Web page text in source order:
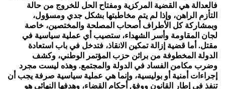
فالعدالة هي القضية المركزية ومفتاح الحل للخروج من حالة
التأزم الراهن، وإذا لم يتم مخاطبتها بشكل جدي ومسؤول،
وبمشاركة كل الأطراف أصحاب المصلحة والمختصين، خاصة
لجان المقاومة وأسر الشهداء، ستصيب أي عملية سياسية في
مقتل. أما قضية إزالة تمكين الانقاذ، فتدخل في باب استعادة
الدولة المخطوفة من براثن حزب المؤتمر الوطني، وكشف
وضرب مكامن الفساد في الدولة والمجتمع. وهذه ليست مجرد
إجراءات أمنية أو بوليسية، وإنما هي عملية سياسية صرفة يجب أن
تنفذ في إطار القانون ووفق أحكام القضاء، وهدفها النهائي هو